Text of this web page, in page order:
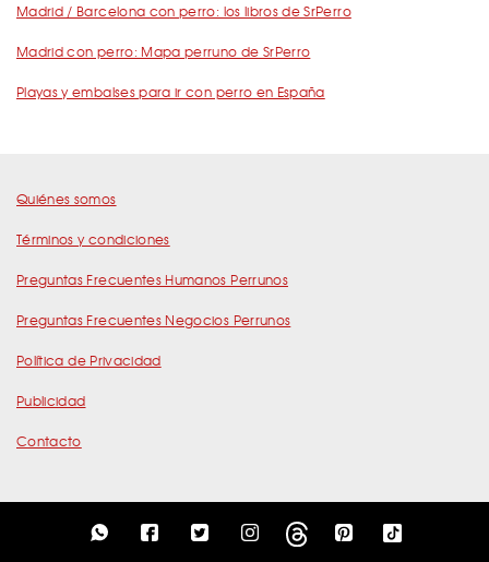
Madrid / Barcelona con perro: los libros de SrPerro
Madrid con perro: Mapa perruno de SrPerro
Playas y embalses para ir con perro en España
Quiénes somos
Términos y condiciones
Preguntas Frecuentes Humanos Perrunos
Preguntas Frecuentes Negocios Perrunos
Política de Privacidad
Publicidad
Contacto